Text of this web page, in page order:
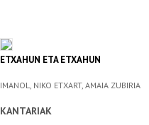
ETXAHUN ETA ETXAHUN
IMANOL, NIKO ETXART, AMAIA ZUBIRIA
KANTARIAK